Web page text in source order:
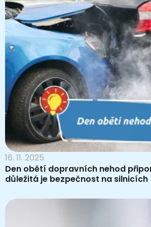
16. 11. 2025
Den obětí dopravních nehod
důležitá je bezpečnost na silnicích